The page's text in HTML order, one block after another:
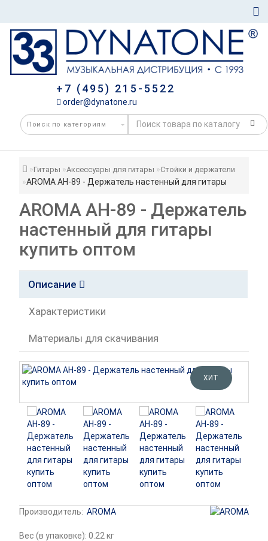
+7 (495) 215-5522
order@dynatone.ru
Гитары Аксессуары для гитары Стойки и держатели
AROMA AH-89 - Держатель настенный для гитары
AROMA AH-89 - Держатель
настенный для гитары
купить оптом
Описание
Характеристики
Материалы для скачивания
ХИТ
Производитель: AROMA
Вес (в упаковке): 0.22 кг